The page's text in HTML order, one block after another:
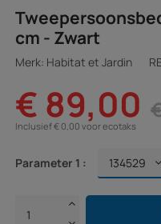
cm - Zwart
Merk: Habitat et Jardin
€ 89,00
Inclusief € 0,00 voor ecotaks
Parameter 1 :